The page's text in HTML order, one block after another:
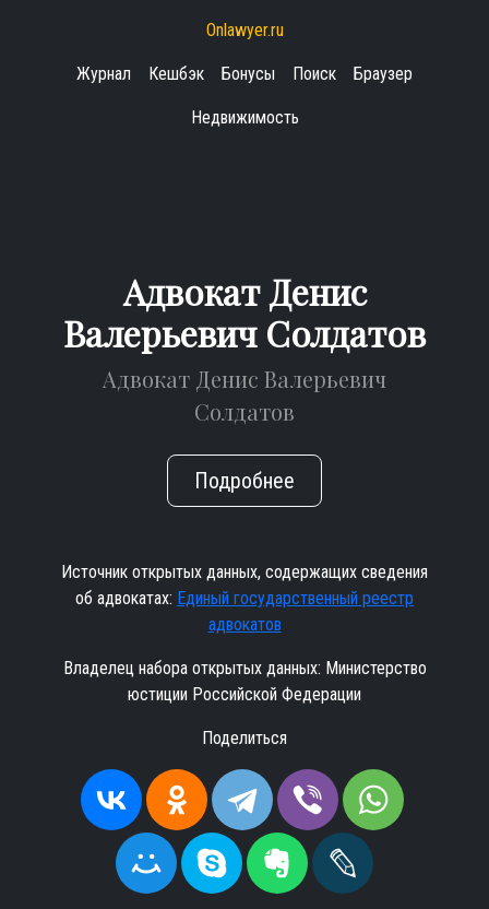
Onlawyer.ru
Журнал Кешбэк Бонусы Поиск Браузер
Недвижимость
Адвокат Денис
Валерьевич Солдатов
Адвокат Денис Валерьевич
Солдатов
Подробнее
Источник открытых данных, содержащих сведения
об адвокатах: Единый государственный реестр
адвокатов
Владелец набора открытых данных: Министерство
юстиции Российской Федерации
Поделиться